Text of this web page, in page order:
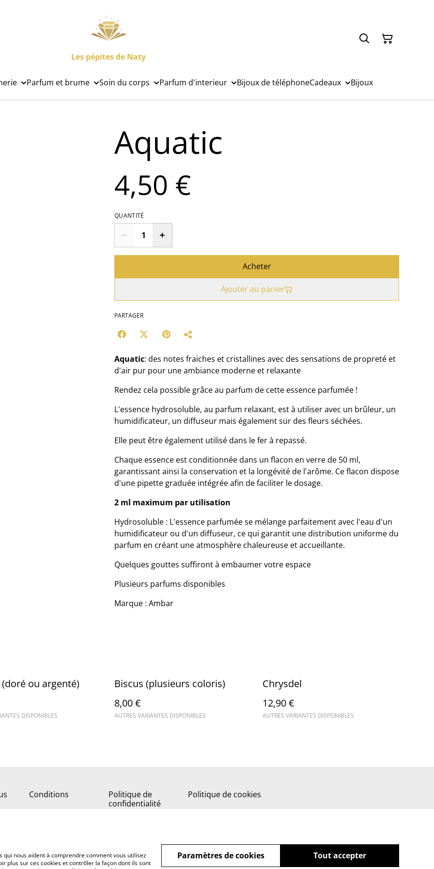
Les pépites de Naty
Parfum et brume Soin du corps Parfum d'interieur Bijoux de téléphoneCadeaux Bijoux
Aquatic
4,50 €
QUANTITÉ
Acheter
Ajouter au panier
PARTAGER
Aquatic: des notes fraiches et cristallines avec des sensations de propreté et
d'air pur pour une ambiance moderne et relaxante
Rendez cela possible grâce au parfum de cette essence parfumée !
L'essence hydrosoluble, au parfum relaxant, est à utiliser avec un brûleur, un
humidificateur, un diffuseur mais également sur des fleurs séchées.
Elle peut être également utilisé dans le fer à repassé.
Chaque essence est conditionnée dans un flacon en verre de 50 ml,
garantissant ainsi la conservation et la longévité de l'arôme. Ce flacon dispose
d'une pipette graduée intégrée afin de faciliter le dosage.
2 ml maximum par utilisation
Hydrosoluble : L'essence parfumée se mélange parfaitement avec l'eau d'un
humidificateur ou d'un diffuseur, ce qui garantit une distribution uniforme du
parfum en créant une atmosphère chaleureuse et accueillante.
Quelques gouttes suffiront à embaumer votre espace
Plusieurs parfums disponibles
Marque : Ambar
ou argenté)
DISPONIBLES
Biscus (plusieurs coloris)
8,00 €
AUTRES VARIANTES DISPONIBLES
Chrysdel
12,90 €
AUTRES VARIANTES DISPONIBLES
Conditions
Politique de
confidentialité
Politique de cookies
qui nous aident à comprendre comment vous utilisez
plus sur ces cookies et contrôler la façon dont ils sont
Tout accepter
Paramètres de cookies